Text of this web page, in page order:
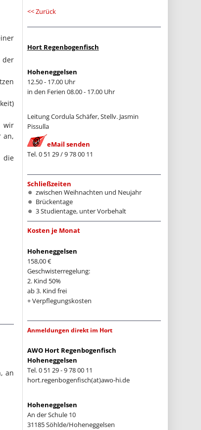
der
wir
an,
die
an
<< Zurück
Hort Regenbogenfisch
Hoheneggelsen
12.50 - 17.00 Uhr
in den Ferien 08.00 - 17.00 Uhr
Leitung Cordula Schäfer, Stellv. Jasmin
Pissulla
eMail senden
Tel. 0 51 29 / 9 78 00 11
Schließzeiten
zwischen Weihnachten und Neujahr
Brückentage
3 Studientage, unter Vorbehalt
Kosten je Monat
Hoheneggelsen
158,00 €
Geschwisterregelung:
2. Kind 50%
ab 3. Kind frei
+ Verpflegungskosten
Anmeldungen direkt im Hort
AWO Hort Regenbogenfisch
Hoheneggelsen
Tel. 0 51 29 - 9 78 00 11
hort.regenbogenfisch(at)awo-hi.de
Hoheneggelsen
An der Schule 10
31185 Söhlde/Hoheneggelsen